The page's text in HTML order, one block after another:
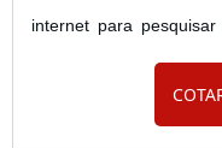
internet para
serviço. Caso você
automático basculante